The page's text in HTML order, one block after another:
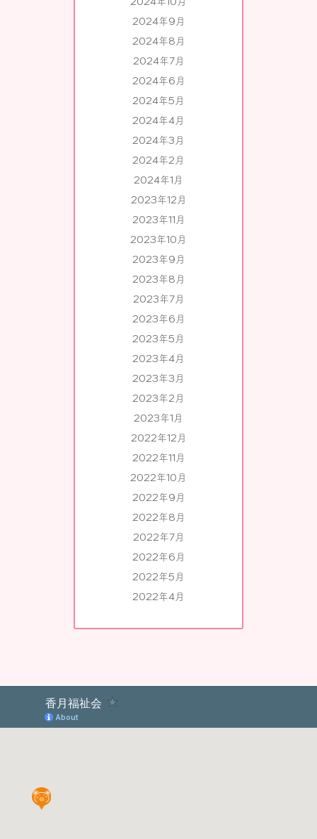
2024年9月
2024年8月
2024年7月
2024年6月
2024年5月
2024年4月
2024年3月
2024年2月
2024年1月
2023年12月
2023年11月
2023年10月
2023年9月
2023年8月
2023年7月
2023年6月
2023年5月
2023年4月
2023年3月
2023年2月
2023年1月
2022年12月
2022年11月
2022年10月
2022年9月
2022年8月
2022年7月
2022年6月
2022年5月
2022年4月